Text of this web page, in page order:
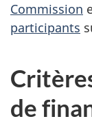
Commission
participants
de